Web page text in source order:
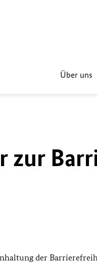
Über uns
zur
der